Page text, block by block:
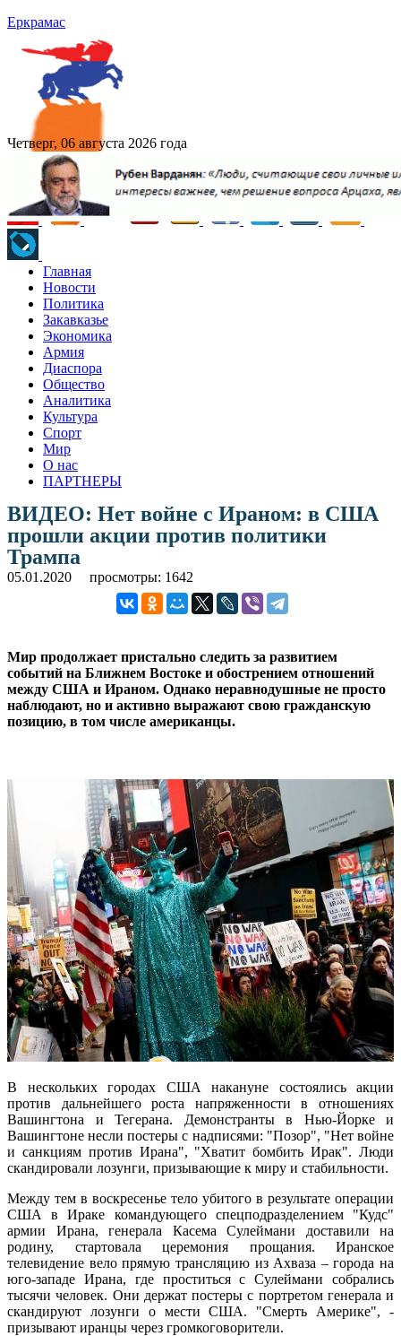
Еркрамас
Четверг, 06 августа 2026 года
Главная
Новости
Политика
Закавказье
Экономика
Армия
Диаспора
Общество
Аналитика
Культура
Спорт
Мир
О нас
ПАРТНЕРЫ
ВИДЕО: Нет войне с Ираном: в США
прошли акции против политики
Трампа
05.01.2020 просмотры: 1642
Мир продолжает пристально следить за развитием
событий на Ближнем Востоке и обострением отношений
между США и Ираном. Однако неравнодушные не просто
наблюдают, но и активно выражают свою гражданскую
позицию, в том числе американцы.
В нескольких городах США накануне состоялись акции
против дальнейшего роста напряженности в отношениях
Вашингтона и Тегерана. Демонстранты в Нью-Йорке и
Вашингтоне несли постеры с надписями: "Позор", "Нет войне
и санкциям против Ирана", "Хватит бомбить Ирак". Люди
скандировали лозунги, призывающие к миру и стабильности.
Между тем в воскресенье тело убитого в результате операции
США в Ираке командующего спецподразделением "Кудс"
армии Ирана, генерала Касема Сулеймани доставили на
родину, стартовала церемония прощания. Иранское
телевидение вело прямую трансляцию из Ахваза – города на
юго-западе Ирана, где проститься с Сулеймани собрались
тысячи человек. Они держат постеры с портретом генерала и
скандируют лозунги о мести США. "Смерть Америке", -
призывают иранцы через громкоговорители.